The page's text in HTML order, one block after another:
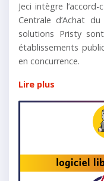
Jeci intègre
Centrale d’Achat
solutions Pristy
établissements
en concurrence.
Lire plus